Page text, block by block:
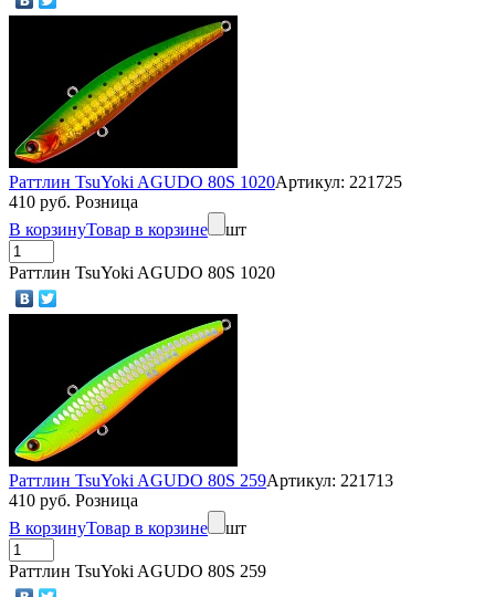
Раттлин TsuYoki AGUDO 80S 1020Артикул: 221725
410 руб. Розница
В корзинуТовар в корзине шт
Раттлин TsuYoki AGUDO 80S 1020
Раттлин TsuYoki AGUDO 80S 259Артикул: 221713
410 руб. Розница
В корзинуТовар в корзине шт
Раттлин TsuYoki AGUDO 80S 259